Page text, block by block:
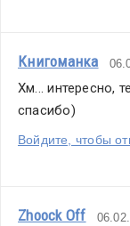
Книгоманка
Хм... интересно,
спасибо)
Войдите, чтобы
Zhoock Off